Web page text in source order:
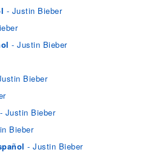
- Justin Bieber
- Justin Bieber
Bieber
- Justin Bieber
Bieber
- Justin Bieber